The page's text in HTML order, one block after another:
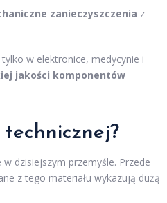
zanieczyszczenia z
w elektronice, medycynie i
jakości komponentów
dzisiejszym przemyśle. Przede
z tego materiału wykazują dużą